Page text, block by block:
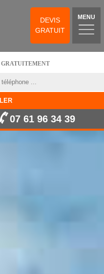
DEVIS
GRATUIT
MENU
GRATUITEMENT
07 61 96 34 39